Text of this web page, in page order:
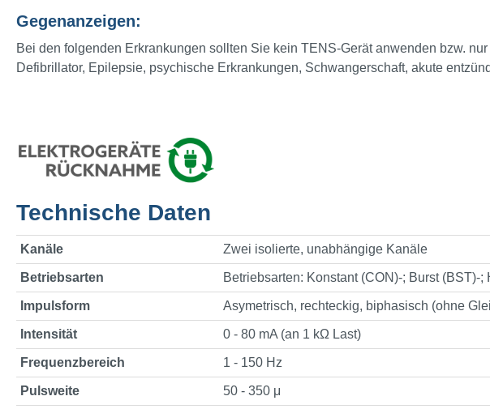
Gegenanzeigen:
Bei den folgenden Erkrankungen sollten Sie kein TENS-Gerät anwenden bzw.
Defibrillator, Epilepsie, psychische Erkrankungen, Schwangerschaft, akute
Technische Daten
Kanäle Zwei isolierte, unabhängige Kanäle
Betriebsarten Betriebsarten: Konstant (CON)-; Burst (BST)-
Impulsform Asymetrisch, rechteckig, biphasisch (ohne
Intensität 0 - 80 mA (an 1 kΩ Last)
Frequenzbereich 1 - 150 Hz
Pulsweite 50 - 350 μ